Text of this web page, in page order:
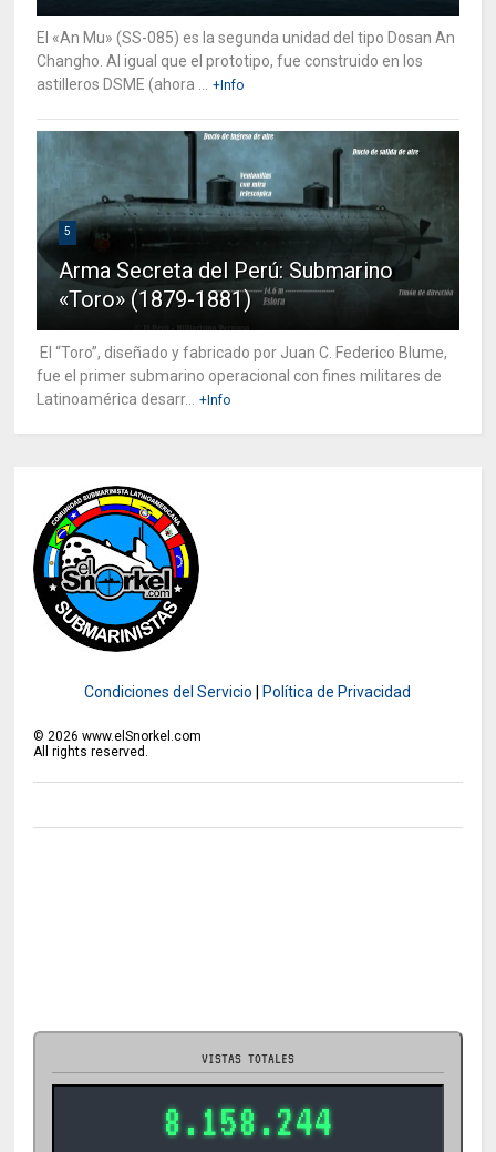
El «An Mu» (SS-085) es la segunda unidad del tipo Dosan An
Changho. Al igual que el prototipo, fue construido en los
astilleros DSME (ahora ...
+Info
5
Arma Secreta del Perú: Submarino
«Toro» (1879-1881)
El “Toro”, diseñado y fabricado por Juan C. Federico Blume,
fue el primer submarino operacional con fines militares de
Latinoamérica desarr...
+Info
Condiciones del Servicio Política de Privacidad
©2026 www.elSnorkel.com
All rights reserved.
VISTAS TOTALES
8.158.244